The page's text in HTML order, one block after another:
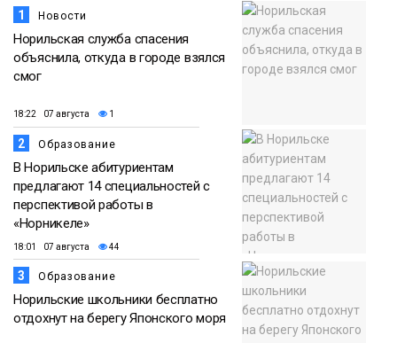
1 Новости
Норильская служба спасения
объяснила, откуда в городе взялся
смог
18:22 07 августа 1
2 Образование
В Норильске абитуриентам
предлагают 14 специальностей с
перспективой работы в
«Норникеле»
18:01 07 августа 44
3 Образование
Норильские школьники бесплатно
отдохнут на берегу Японского моря